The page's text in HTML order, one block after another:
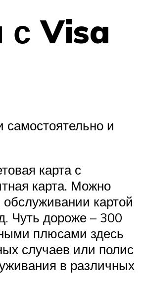
с Visa
самостоятельно и
карта с
карта. Можно
картой
Чуть дороже – 300
плюсами здесь
случаев или полис
в различных